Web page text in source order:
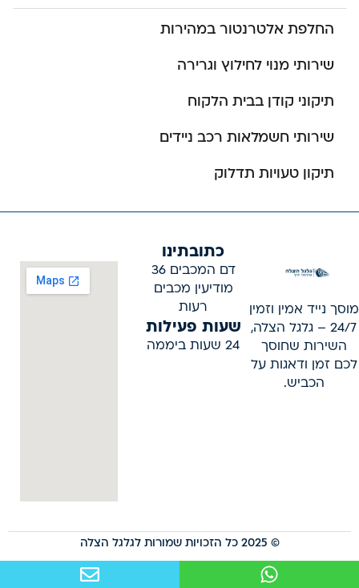
החלפת אלטרנטור במהירות
שירותי מנוי לחילוץ וגרירה
תיקוני קודן בבית הלקוח
שירותי חשמלאות רכב ניידים
תיקון טעויות תדלוק
מוסך נייד אמין וזמין
24/7 – גלגל הצלה,
השירות שחוסך
לכם זמן ודאגות על
הכביש.
כתובתינו
דם המכבים 36
מודיעין מכבים
רעות
שעות פעילות
24 שעות ביממה
© 2025 כל הזכויות שמורות לגלגל הצלה